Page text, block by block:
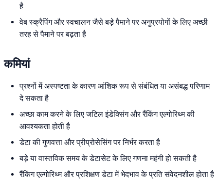
है
वेब स्क्रैपिंग और स्वचालन जैसे बड़े पैमाने पर अनुप्रयोगों के लिए अच्छी
तरह से पैमाने पर बढ़ता है
कमियां
प्रश्नों में अस्पष्टता के कारण आंशिक रूप से संबंधित या असंबद्ध परिणाम
दे सकता है
अच्छा काम करने के लिए जटिल इंडेक्सिंग और रैंकिंग एल्गोरिथ्म की
आवश्यकता होती है
डेटा की गुणवत्ता और प्रीप्रोसेसिंग पर निर्भर करता है
बड़े या वास्तविक समय के डेटासेट के लिए गणना महंगी हो सकती है
रैंकिंग एल्गोरिथ्म और प्रशिक्षण डेटा में भेदभाव के प्रति संवेदनशील होता है